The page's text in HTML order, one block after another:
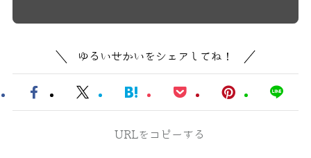
ゆるいせかいをシェアしてね！
URLをコピーする